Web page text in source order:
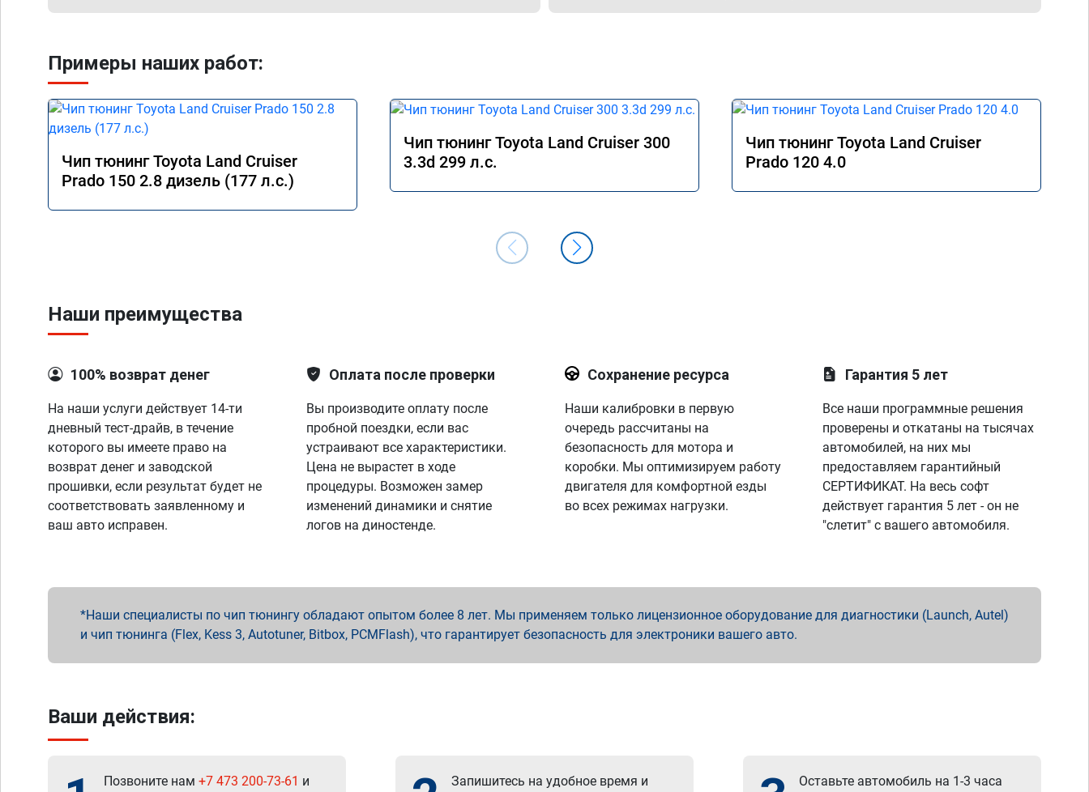
Примеры наших работ:
Чип тюнинг Toyota Land Cruiser
Prado 150 2.8 дизель (177 л.с.)
Чип тюнинг Toyota Land Cruiser 300
3.3d 299 л.с.
Чип тюнинг Toyota Land Cruiser
Prado 120 4.0
Наши преимущества
100% возврат денег
На наши услуги действует 14-ти
дневный тест-драйв, в течение
которого вы имеете право на
возврат денег и заводской
прошивки, если результат будет не
соответствовать заявленному и
ваш авто исправен.
Оплата после проверки
Вы производите оплату после
пробной поездки, если вас
устраивают все характеристики.
Цена не вырастет в ходе
процедуры. Возможен замер
изменений динамики и снятие
логов на диностенде.
Сохранение ресурса
Наши калибровки в первую
очередь рассчитаны на
безопасность для мотора и
коробки. Мы оптимизируем работу
двигателя для комфортной езды
во всех режимах нагрузки.
Гарантия 5 лет
Все наши программные решения
проверены и откатаны на тысячах
автомобилей, на них мы
предоставляем гарантийный
СЕРТИФИКАТ. На весь софт
действует гарантия 5 лет - он не
"слетит" с вашего автомобиля.
Наши специалисты по чип тюнингу обладают опытом более 8 лет. Мы применяем только лицензионное оборудование для диагностики (Launch, Autel)
и чип тюнинга (Flex, Kess 3, Autotuner, Bitbox, PCMFlash), что гарантирует безопасность для электроники вашего авто.
Ваши действия:
Позвоните нам +7 473 200-73-61 и Запишитесь на удобное время и Оставьте автомобиль на 1-3 часа